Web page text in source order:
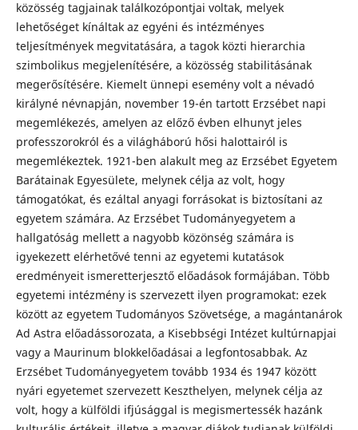
közösség tagjainak találkozópontjai voltak, melyek
lehetőséget kínáltak az egyéni és intézményes
teljesítmények megvitatására, a tagok közti hierarchia
szimbolikus megjelenítésére, a közösség stabilitásának
megerősítésére. Kiemelt ünnepi esemény volt a névadó
királyné névnapján, november 19-én tartott Erzsébet napi
megemlékezés, amelyen az előző évben elhunyt jeles
professzorokról és a világháború hősi halottairól is
megemlékeztek. 1921-ben alakult meg az Erzsébet Egyetem
Barátainak Egyesülete, melynek célja az volt, hogy
támogatókat, és ezáltal anyagi forrásokat is biztosítani az
egyetem számára. Az Erzsébet Tudományegyetem a
hallgatóság mellett a nagyobb közönség számára is
igyekezett elérhetővé tenni az egyetemi kutatások
eredményeit ismeretterjesztő előadások formájában. Több
egyetemi intézmény is szervezett ilyen programokat: ezek
között az egyetem Tudományos Szövetsége, a magántanárok
Ad Astra előadássorozata, a Kisebbségi Intézet kultúrnapjai
vagy a Maurinum blokkelőadásai a legfontosabbak. Az
Erzsébet Tudományegyetem tovább 1934 és 1947 között
nyári egyetemet szervezett Keszthelyen, melynek célja az
volt, hogy a külföldi ifjúsággal is megismertessék hazánk